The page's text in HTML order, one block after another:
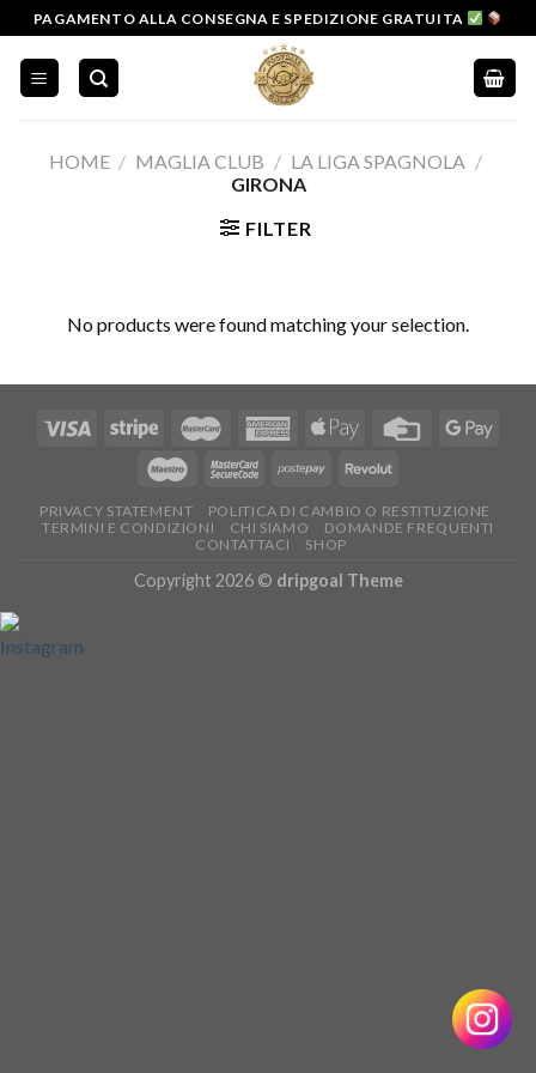
Salta
ai
contenuti
PAGAMENTO ALLA CONSEGNA E SPEDIZIONE GRATUITA
HOME / MAGLIA CLUB / LA LIGA SPAGNOLA /
GIRONA
FILTER
No products were found matching your selection.
PRIVACY STATEMENT
POLITICA DI CAMBIO O RESTITUZIONE
TERMINI E CONDIZIONI
CHI SIAMO
DOMANDE FREQUENTI
CONTATTACI
SHOP
Copyright 2026 © dripgoal Theme